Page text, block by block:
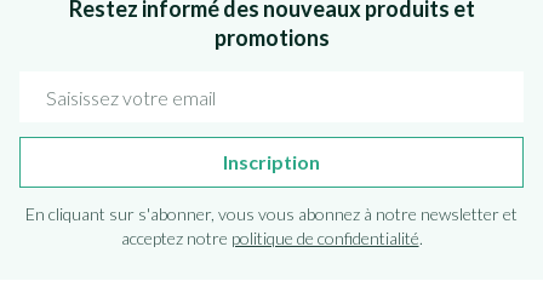
Restez informé des nouveaux produits et
promotions
Inscription
En cliquant sur s'abonner, vous vous abonnez à notre newsletter et
acceptez notre politique de confidentialité.